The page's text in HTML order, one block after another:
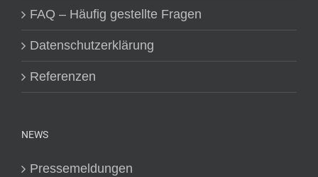
FAQ – Häufig gestellte Fragen
Datenschutzerklärung
Referenzen
NEWS
Pressemeldungen